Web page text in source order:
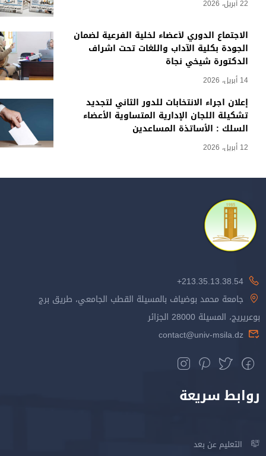
22 أبريل، 2026
الاجتماع الدوري لأعضاء لخلية الفرعية لضمان
الجودة بكلية الآداب واللغات تحت اشراف
الدكتورة شيخي نجاة
14 أبريل، 2026
إعلان اجراء الانتخابات للدور الثاني لتجديد
تشكيلة اللجان الإدارية المتساوية الأعضاء
السلك : الأساتذة المساعدين
12 أبريل، 2026
213.35.13.38.54+
جامعة محمد بوضياف بالمسيلة القطب الجامعي، طريق برج
بوعريريج، المسيلة 28000 الجزائر
contact@univ-msila.dz
روابط سريعة
التعليم عن بعد